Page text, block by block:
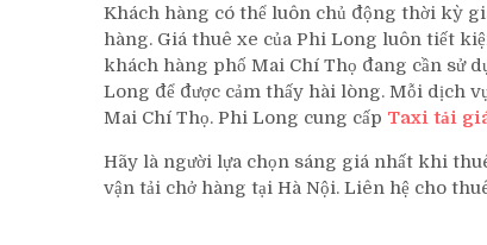
Khách hàng có thể luôn chủ động thời kỳ
hàng. Giá thuê xe của Phi Long luôn tiết
khách hàng phố Mai Chí Thọ đang cần sử
Long để được cảm thấy hài lòng. Mỗi dịch
Mai Chí Thọ. Phi Long cung cấp Taxi tải
Hãy là người lựa chọn sáng giá nhất khi
vận tải chở hàng tại Hà Nội. Liên hệ cho